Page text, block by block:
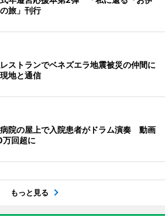
旅」刊行
ストランでベネズエラ地震被災の仲間に
地と通信
院の屋上で入院患者がドラム演奏 動画
回超に
もっと見る